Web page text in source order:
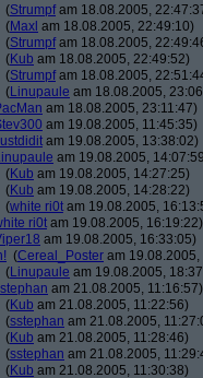
(Strumpfam 18.08.2005,
(Maxl am 18.08.2005, 22:49:10)
(Strumpfam 18.08.2005,
(Kub am 18.08.2005, 22:49:52)
(Strumpfam 18.08.2005,
(Linupaule am 18.08.2005,
am 18.08.2005, 23:11:47)
am 19.08.2005, 11:45:35)
am 19.08.2005, 13:38:02)
am 19.08.2005,
(Kub am 19.08.2005, 14:27:25)
(Kub am 19.08.2005, 14:28:22)
(white ri0t am 19.08.2005,
ri0t am 19.08.2005, 16:19:22)
am 19.08.2005, 16:33:05)
(Cereal_Poster am
(Linupaule am 19.08.2005,
am 21.08.2005, 11:16:57)
(Kub am 21.08.2005, 11:22:56)
(sstephan am 21.08.2005,
(Kub am 21.08.2005, 11:28:46)
(sstephan am 21.08.2005,
(Kub am 21.08.2005, 11:30:38)